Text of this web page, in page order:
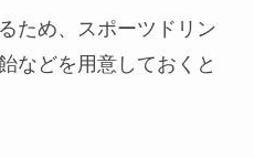
ため、スポーツドリン
などを用意しておくと